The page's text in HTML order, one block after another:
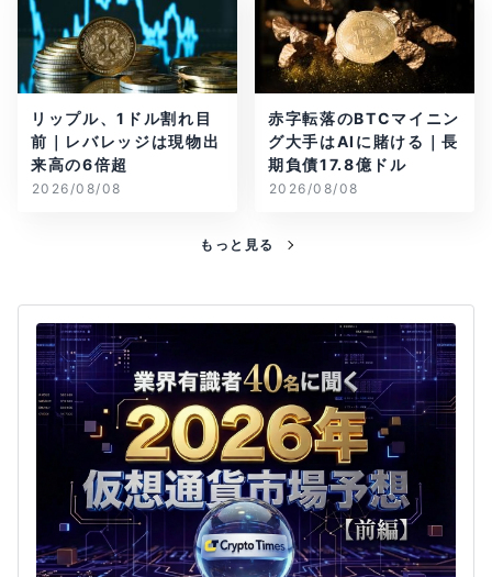
リップル、1ドル割れ目
前｜レバレッジは現物出
来高の6倍超
2026/08/08
赤字転落のBTCマイニン
グ大手はAIに賭ける｜長
期負債17.8億ドル
2026/08/08
もっと見る